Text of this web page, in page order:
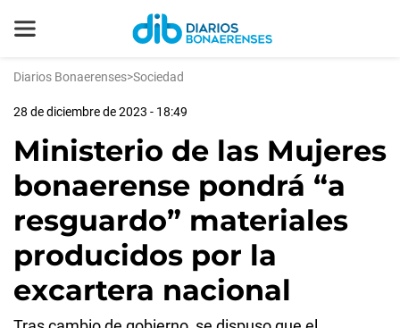
Diarios Bonaerenses>Sociedad
28 de diciembre de 2023 - 18:49
Ministerio de las Mujeres
bonaerense pondrá “a
resguardo” materiales
producidos por la
excartera nacional